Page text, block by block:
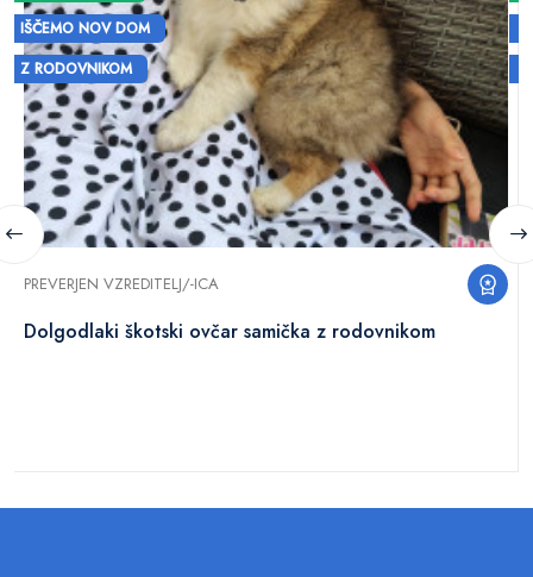
IŠČEMO NOV DOM
Z RODOVNIKOM
PREVERJEN VZREDITELJ/-ICA
Dolgodlaki škotski ovčar samička z rodovnikom